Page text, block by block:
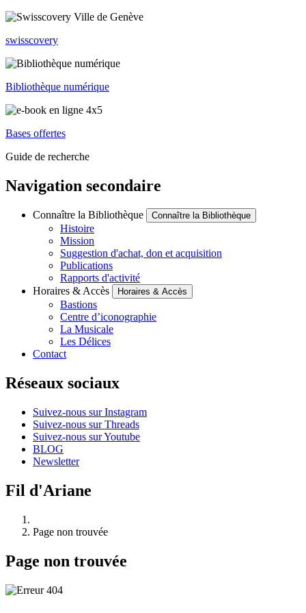
swisscovery
Bibliothèque numérique
Bases offertes
Guide de recherche
Navigation secondaire
Connaître la Bibliothèque Connaître la Bibliothèque
Histoire
Mission
Suggestion d'achat, don et acquisition
Publications
Rapports d'activité
Horaires & Accès
Horaires & Accès
Bastions
Centre d’iconographie
La Musicale
Les Délices
Contact
Réseaux sociaux
Suivez-nous sur Instagram
Suivez-nous sur Threads
Suivez-nous sur Youtube
BLOG
Newsletter
Fil d'Ariane
Page non trouvée
Page non trouvée